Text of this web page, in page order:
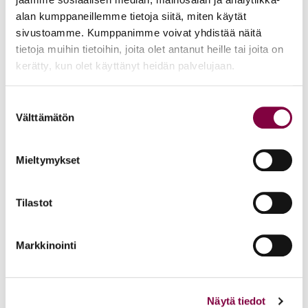
alan kumppaneillemme tietoja siitä, miten käytät
sivustoamme. Kumppanimme voivat yhdistää näitä
tietoja muihin tietoihin, joita olet antanut heille tai joita on
kerätty, kun olet käyttänyt heidän palvelujaan.
valinta
Välttämätön
Mieltymykset
Tilastot
Markkinointi
Näytä tiedot
lykkääntyy
Uncategorized
Muistilista työpaikoille ja opiskelijoille
Lakimiesliitto vahvistanut suosituksen
työsuhteen vähimmäisehdoista